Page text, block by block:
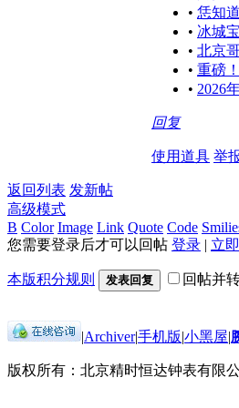
• 恁知
• 冰城
• 北京
• 重磅
• 2026
回复
使用道具 举
返回列表 发新帖
高级模式
B Color Image Link Quote Code
您需要登录后才可以回帖 登录 | 立
本版积分规则 发表回复 回帖并
|Archiver|手机版|小黑屋|
版权所有：北京精时恒达钟表有限